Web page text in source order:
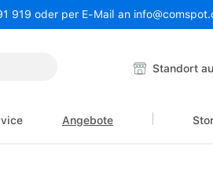
919 oder per E-Mail an
Standort
Angebote